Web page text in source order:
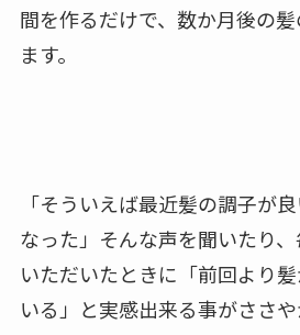
間を作るだけで、数か月後の
ます。
「そういえば最近髪の調子が
なった」そんな声を聞いたり
いただいたときに「前回より
いる」と実感出来る事がささや